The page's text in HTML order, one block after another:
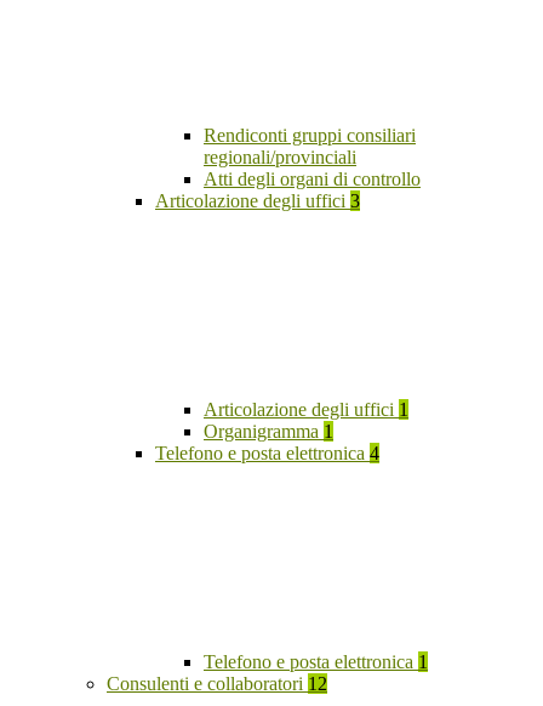
Rendiconti gruppi consiliari
regionali/provinciali
Atti degli organi di controllo
Articolazione degli uffici 3
Articolazione degli uffici 1
Organigramma 1
Telefono e posta elettronica 4
Telefono e posta elettronica 1
Consulenti e collaboratori 12